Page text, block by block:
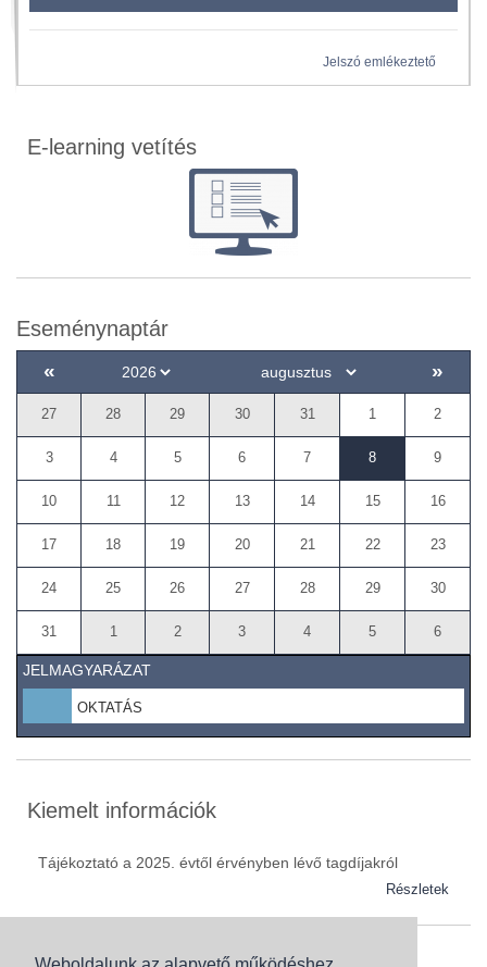
Jelszó emlékeztető
E-learning vetítés
Eseménynaptár
« »
27 28 29 30 31 1 2
3 4 5 6 7 8 9
10 11 12 13 14 15 16
17 18 19 20 21 22 23
24 25 26 27 28 29 30
31 1 2 3 4 5 6
JELMAGYARÁZAT
OKTATÁS
Kiemelt információk
Tájékoztató a 2025. évtől érvényben lévő tagdíjakról
Részletek